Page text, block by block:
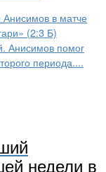
в матче
(2:3 Б)
Анисимов помог
периода....
недели в